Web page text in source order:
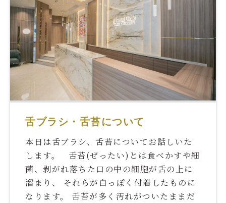
舌ブラシ・舌苔について
本日は舌ブラシ、舌苔についてお話しいた
します。 舌苔(ぜったい)とは食べかすや細
菌、剥がれ落ちた口の中の細胞が舌の上に
溜まり、 それらが白っぽく付着したものに
なります。 舌苔が多く汚れがついたままだ